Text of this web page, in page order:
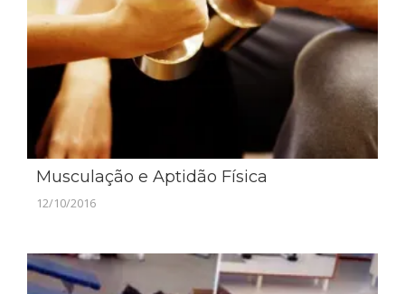
Musculação e Aptidão Física
12/10/2016